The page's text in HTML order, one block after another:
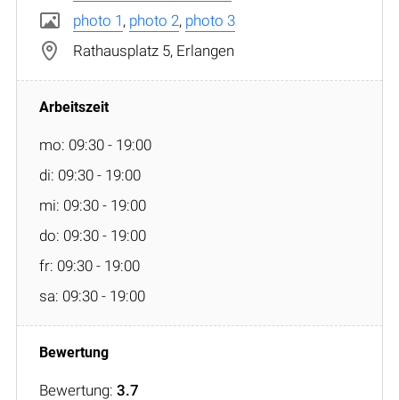
photo 1 , photo 2, photo 3
Rathausplatz 5, Erlangen
mo: 09:30 - 19:00
di: 09:30 - 19:00
mi: 09:30 - 19:00
do: 09:30 - 19:00
fr: 09:30 - 19:00
sa: 09:30 - 19:00
Bewertung: 3.7